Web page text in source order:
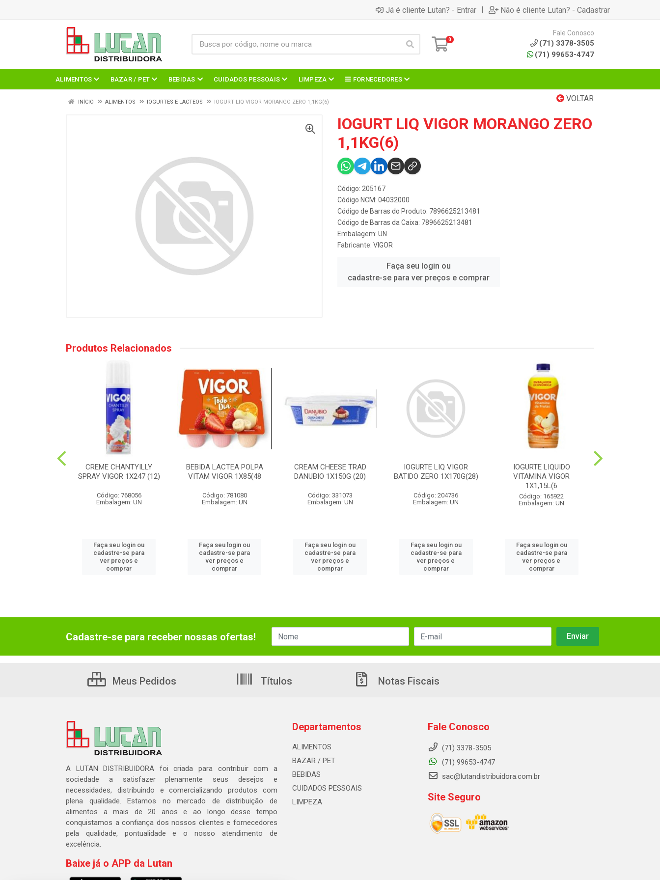
Já é cliente Lutan? - Entrar | Não é cliente Lutan? - Cadastrar
0
Fale Conosco
(71) 3378-3505
(71) 99653-4747
ALIMENTOS BAZAR / PET BEBIDAS CUIDADOS PESSOAIS LIMPEZA FORNECEDORES
VOLTAR
INÍCIO ALIMENTOS IOGURTES E LACTEOS IOGURT LIQ VIGOR MORANGO ZERO 1,1KG(6)
IOGURT LIQ VIGOR MORANGO ZERO
1,1KG(6)
Código: 205167
Código NCM: 04032000
Código de Barras do Produto: 7896625213481
Código de Barras da Caixa: 7896625213481
Embalagem: UN
Fabricante: VIGOR
Faça seu login ou
cadastre-se para ver preços e comprar
Produtos Relacionados
CREME CHANTYILLY
SPRAY VIGOR 1X247 (12)
Código: 768056
Embalagem: UN
Faça seu login ou
cadastre-se para
ver preços e
comprar
BEBIDA LACTEA POLPA
VITAM VIGOR 1X85(48
Código: 781080
Embalagem: UN
Faça seu login ou
cadastre-se para
ver preços e
comprar
CREAM CHEESE TRAD
DANUBIO 1X150G (20)
Código: 331073
Embalagem: UN
Faça seu login ou
cadastre-se para
ver preços e
comprar
IOGURTE LIQ VIGOR
BATIDO ZERO 1X170G(28)
Código: 204736
Embalagem: UN
Faça seu login ou
cadastre-se para
ver preços e
comprar
IOGURTE LIQUIDO
VITAMINA VIGOR
1X1,15L(6
Código: 165922
Embalagem: UN
Faça seu login ou
cadastre-se para
ver preços e
comprar
Cadastre-se para receber nossas ofertas!
Meus Pedidos Títulos Notas Fiscais
A LUTAN DISTRIBUIDORA foi criada para contribuir com a
sociedade a satisfazer plenamente seus desejos e
necessidades, distribuindo e comercializando produtos com
plena qualidade. Estamos no mercado de distribuição de
alimentos a mais de 20 anos e ao longo desse tempo
conquistamos a confiança dos nossos clientes e fornecedores
pela qualidade, pontualidade e o nosso atendimento de
excelência.
Baixe já o APP da Lutan
Departamentos
ALIMENTOS
BAZAR / PET
BEBIDAS
CUIDADOS PESSOAIS
LIMPEZA
Fale Conosco
(71) 3378-3505
(71) 99653-4747
sac@lutandistribuidora.com.br
Site Seguro